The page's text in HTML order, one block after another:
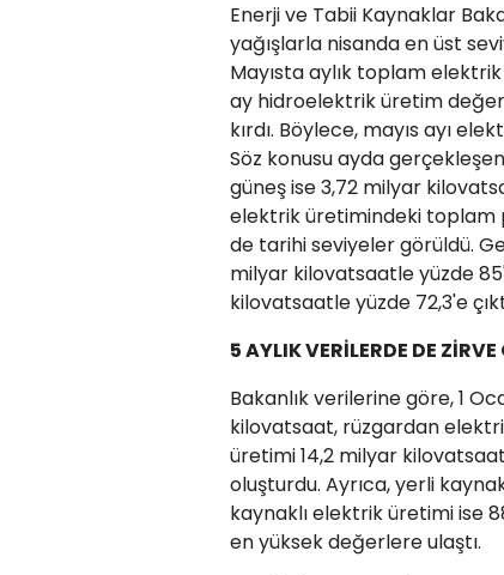
Enerji ve Tabii Kaynaklar
yağışlarla nisanda en üst
Mayısta aylık toplam
ay hidroelektrik üretim
kırdı. Böylece, mayıs ayı
Söz konusu ayda
güneş ise 3,72 milyar
elektrik üretimindeki toplam
de tarihi seviyeler görüldü.
milyar kilovatsaatle yüzde
kilovatsaatle yüzde 72,3'e
5 AYLIK VERİLERDE DE
Bakanlık verilerine göre, 1
kilovatsaat, rüzgardan
üretimi 14,2 milyar
oluşturdu. Ayrıca, yerli
kaynaklı elektrik üretimi ise
en yüksek değerlere ulaştı.